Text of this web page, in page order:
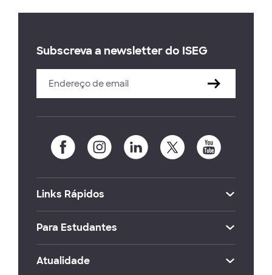
Subscreva a newsletter do ISEG
Links Rápidos
Para Estudantes
Atualidade